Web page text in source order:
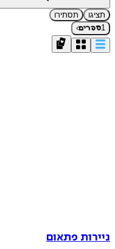
תציגו
תסתירו
1ספרים›
ניירות פתאום